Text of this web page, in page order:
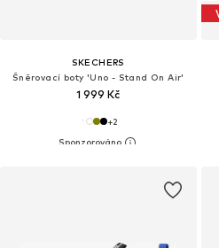
SKECHERS
Šněrovací boty 'Uno - Stand On Air'
1 999 Kč
+2